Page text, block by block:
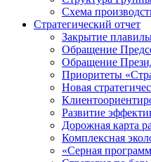
Схема
Стратегический отчет
Закрытие
Обращение
Обращение
Приоритеты
Новая
Развитие
Дорожная карта
Комплексная
«Серная